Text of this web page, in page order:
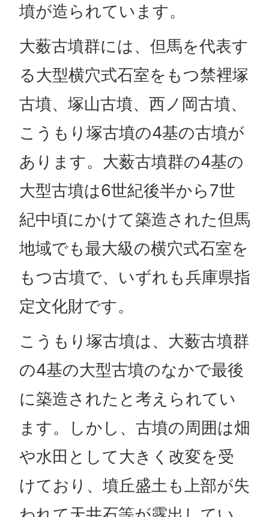
墳が造られています。
大薮古墳群には、但馬を代表す
る大型横穴式石室をもつ禁裡塚
古墳、塚山古墳、西ノ岡古墳、
こうもり塚古墳の4基の古墳が
あります。大薮古墳群の4基の
大型古墳は6世紀後半から7世
紀中頃にかけて築造された但馬
地域でも最大級の横穴式石室を
もつ古墳で、いずれも兵庫県指
定文化財です。
こうもり塚古墳は、大薮古墳群
の4基の大型古墳のなかで最後
に築造されたと考えられてい
ます。しかし、古墳の周囲は畑
や水田として大きく改変を受
けており、墳丘盛土も上部が失